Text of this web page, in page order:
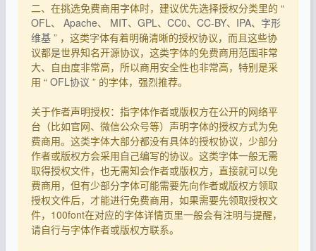
二、在挑选免费商用字体时，建议优先选择授权分类里的 “
OFL、 Apache、 MIT、 GPL、 CC0、 CC-BY、 IPA、 字形
维基 ” ，这类字体有着明确清晰的授权协议，而且这些协
议都是世界知名开源协议，这类字体的免费商用范围非常
大、自由度非常高，所以商用安全性也非常高，特别是采
用 “ OFL协议 ” 的字体，强烈推荐。
关于作者声明授权：指字体作者或版权方在公开的网络平
台（比如官网、微信公众号等）声明字体的授权方式为免
费商用。这类字体大部分都没有具体的授权协议，少部分
作者或版权方会采用自己编写的协议。这类字体一般无需
取得授权文件，也无需知会作者或版权方，直接就可以免
费商用，但有少部分字体可能需要先向作者或版权方领取
授权文件后，才能进行免费商用，如果需要先领取授权文
件，100font在对应的字体详情页里一般会有注明与提醒，
请自行与字体作者或版权方联系。